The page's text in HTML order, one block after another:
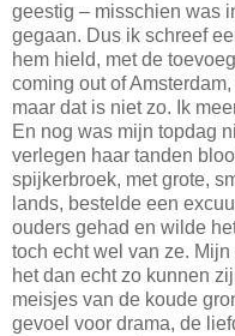
geestig – misschien was
gegaan. Dus ik schreef
hem hield, met de
coming out of
maar dat is niet zo. Ik
En nog was mijn topdag
verlegen haar tanden
spijkerbroek, met grote,
lands, bestelde een
ouders gehad en wilde
toch echt wel van ze.
het dan echt zo kunnen
meisjes van de koude
gevoel voor drama, de